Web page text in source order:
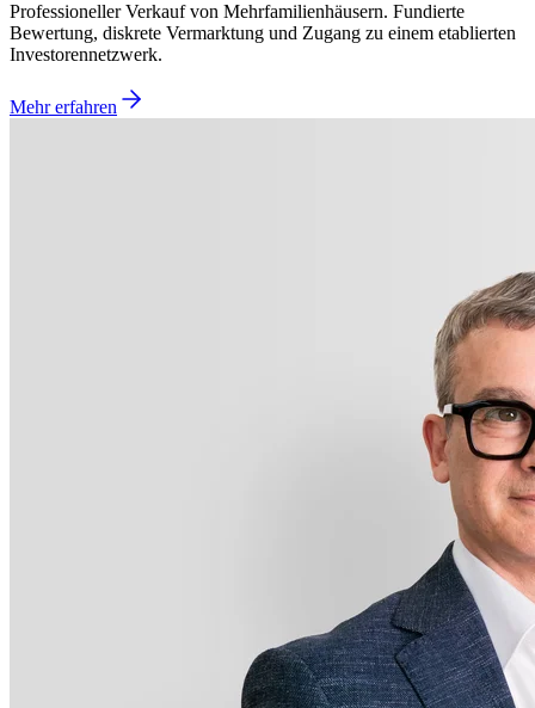
Professioneller Verkauf von Mehrfamilienhäusern. Fundierte
Bewertung, diskrete Vermarktung und Zugang zu einem etablierten
Investorennetzwerk.
Mehr erfahren